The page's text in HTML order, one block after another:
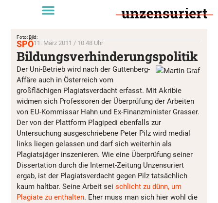
Foto: Bild:
SPÖ11. März 2011 / 10:48 Uhr
Bildungsverhinderungspolitik
Der Uni-Betrieb wird nach der Guttenberg-
Affäre auch in Österreich vom
großflächigen Plagiatsverdacht erfasst. Mit Akribie
widmen sich Professoren der Überprüfung der Arbeiten
von EU-Kommissar Hahn und Ex-Finanzminister Grasser.
Der von der Plattform Plagipedi ebenfalls zur
Untersuchung ausgeschriebene Peter Pilz wird medial
links liegen gelassen und darf sich weiterhin als
Plagiatsjäger inszenieren. Wie eine Überprüfung seiner
Dissertation durch die Internet-Zeitung Unzensuriert
ergab, ist der Plagiatsverdacht gegen Pilz tatsächlich
kaum haltbar. Seine Arbeit sei schlicht zu dünn, um
Plagiate zu enthalten. Eher muss man sich hier wohl die